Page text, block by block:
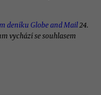
deníku Globe and Mail24.
vychází se souhlasem